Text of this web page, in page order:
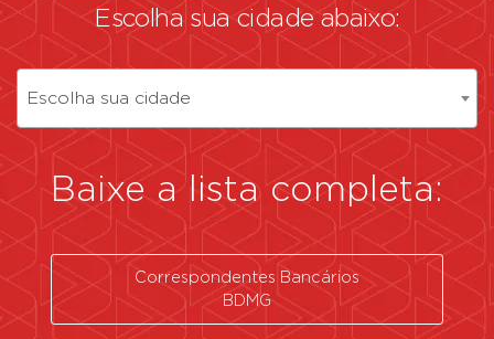
Escolha sua cidade abaixo:
Escolha sua cidade
Baixe a lista completa:
Correspondentes Bancários
BDMG